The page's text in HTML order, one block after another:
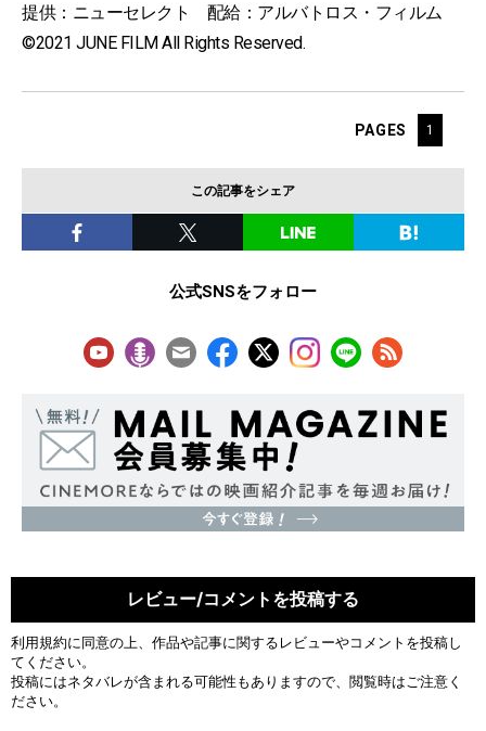
提供：ニューセレクト 配給：アルバトロス・フィルム
©2021 JUNE FILM All Rights Reserved.
PAGES 1
この記事をシェア
公式SNSをフォロー
レビュー/コメントを投稿する
利用規約に同意の上、作品や記事に関するレビューやコメントを投稿し
てください。
投稿にはネタバレが含まれる可能性もありますので、閲覧時はご注意く
ださい。